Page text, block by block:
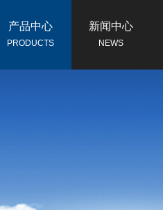
产品中心
PRODUCTS
新闻中心
NEWS